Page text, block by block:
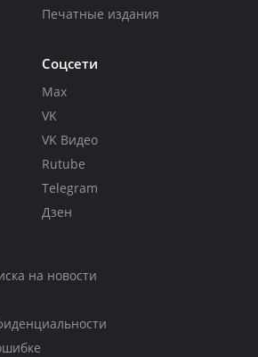
Печатные издания
Соцсети
Max
VK
VK Видео
Rutube
Telegram
Дзен
на новости